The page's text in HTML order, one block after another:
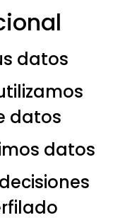
datos
datos
datos